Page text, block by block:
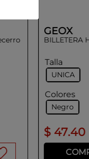
GEOX
BILLETERA
Talla
UNICA
Colores
Negro
$ 47.40